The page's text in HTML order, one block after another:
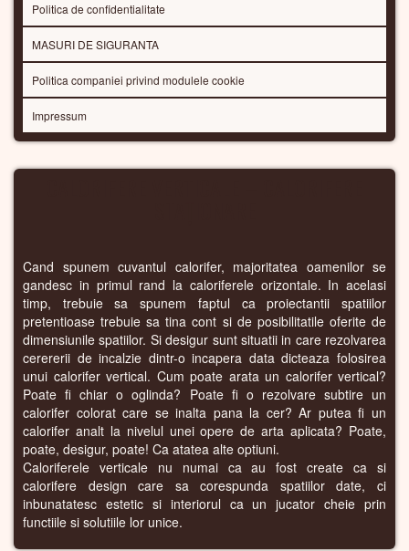
Politica de confidentialitate
MASURI DE SIGURANTA
Politica companiei privind modulele cookie
Impressum
Cand spunem cuvantul calorifer, majoritatea oamenilor se
gandesc in primul rand la caloriferele orizontale. In acelasi
timp, trebuie sa spunem faptul ca proiectantii spatiilor
pretentioase trebuie sa tina cont si de posibilitatile oferite de
dimensiunile spatiilor. Si desigur sunt situatii in care rezolvarea
cerererii de incalzie dintr-o incapera data dicteaza folosirea
unui calorifer vertical. Cum poate arata un calorifer vertical?
Poate fi chiar o oglinda? Poate fi o rezolvare subtire un
calorifer colorat care se inalta pana la cer? Ar putea fi un
calorifer analt la nivelul unei opere de arta aplicata? Poate,
poate, desigur, poate! Ca atatea alte optiuni.
Caloriferele verticale nu numai ca au fost create ca si
calorifere design care sa corespunda spatiilor date, ci
inbunatatesc estetic si interiorul ca un jucator cheie prin
functiile si solutiile lor unice.